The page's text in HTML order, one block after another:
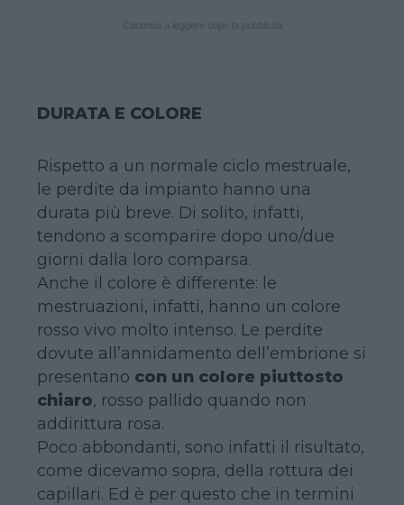
DURATA E COLORE
Rispetto a un normale ciclo mestruale,
le perdite da impianto hanno una
durata più breve. Di solito, infatti,
tendono a scomparire dopo uno/due
giorni dalla loro comparsa.
Anche il colore è differente: le
mestruazioni, infatti, hanno un colore
rosso vivo molto intenso. Le perdite
dovute all’annidamento dell’embrione si
presentano con un colore piuttosto
chiaro, rosso pallido quando non
addirittura rosa.
Poco abbondanti, sono infatti il risultato,
come dicevamo sopra, della rottura dei
capillari. Ed è per questo che in termini